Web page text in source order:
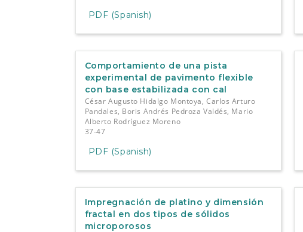
PDF (Spanish)
Comportamiento de una pista
experimental de pavimento flexible
con base estabilizada con cal
César Augusto Hidalgo Montoya, Carlos Arturo
Pandales, Boris Andrés Pedroza Valdés, Mario
Alberto Rodríguez Moreno
37-47
PDF (Spanish)
Impregnación de platino y dimensión
fractal en dos tipos de sólidos
microporosos